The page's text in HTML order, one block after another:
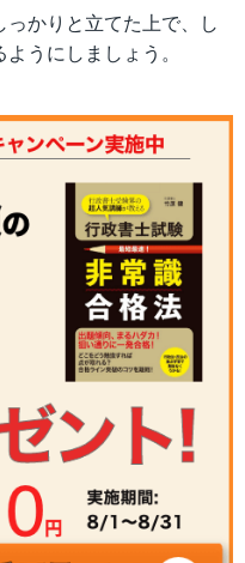
かりと立てた上で、し
うにしましょう。